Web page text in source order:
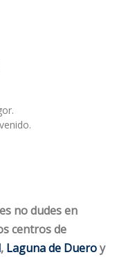
no dudes en
centros de
, Laguna de Dueroy